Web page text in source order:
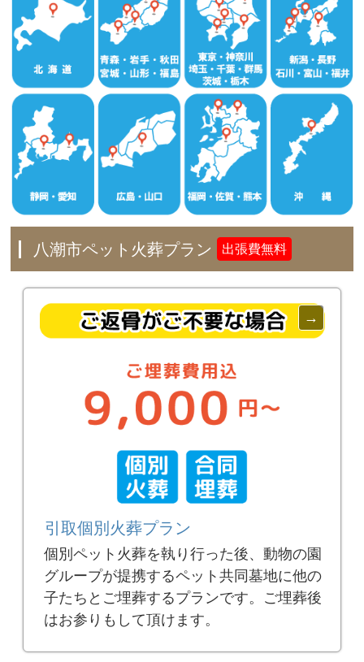
八潮市ペット火葬プラン 出張費無料
引取個別火葬プラン
個別ペット火葬を執り行った後、動物の園
グループが提携するペット共同墓地に他の
子たちとご埋葬するプランです。ご埋葬後
はお参りもして頂けます。